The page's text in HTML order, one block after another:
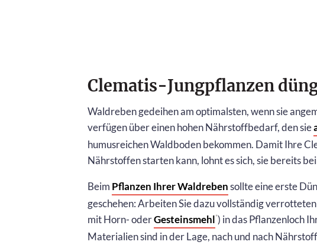
Clematis-Jungpflanzen
Waldreben gedeihen am optimalsten, wenn sie
verfügen über einen hohen Nährstoffbedarf, den sie
humusreichen Waldboden bekommen. Damit Ihre
Nährstoffen starten kann, lohnt es sich, sie bereits
Beim Pflanzen Ihrer Waldrebensollte eine erste
geschehen: Arbeiten Sie dazu vollständig
mit Horn- oderGesteinsmehl*) in das Pflanzenloch
Materialien sind in der Lage, nach und nach